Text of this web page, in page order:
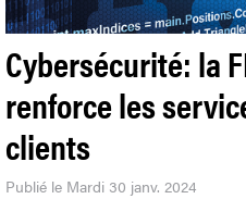
Cybersécurité: la
renforce les
clients
Publié le Mardi 30 janv. 2024